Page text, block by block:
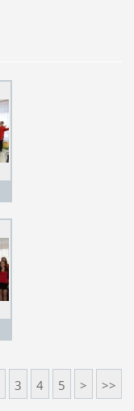
3 4 5 > >>